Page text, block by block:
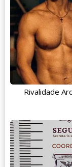
Rivalidade